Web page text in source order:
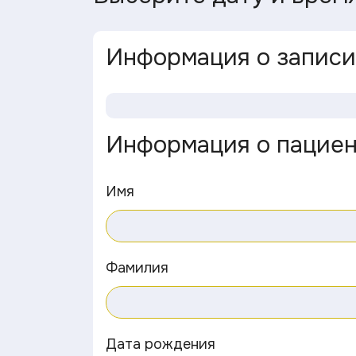
Информация о записи
Информация о
Имя
Фамилия
Дата рождения